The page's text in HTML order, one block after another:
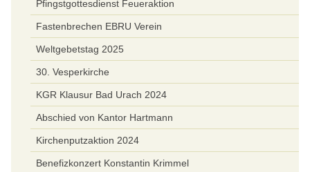
Pfingstgottesdienst Feueraktion
Fastenbrechen EBRU Verein
Weltgebetstag 2025
30. Vesperkirche
KGR Klausur Bad Urach 2024
Abschied von Kantor Hartmann
Kirchenputzaktion 2024
Benefizkonzert Konstantin Krimmel